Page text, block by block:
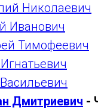
Николаевич
Иванович
Тимофеевич
Дмитриевич -